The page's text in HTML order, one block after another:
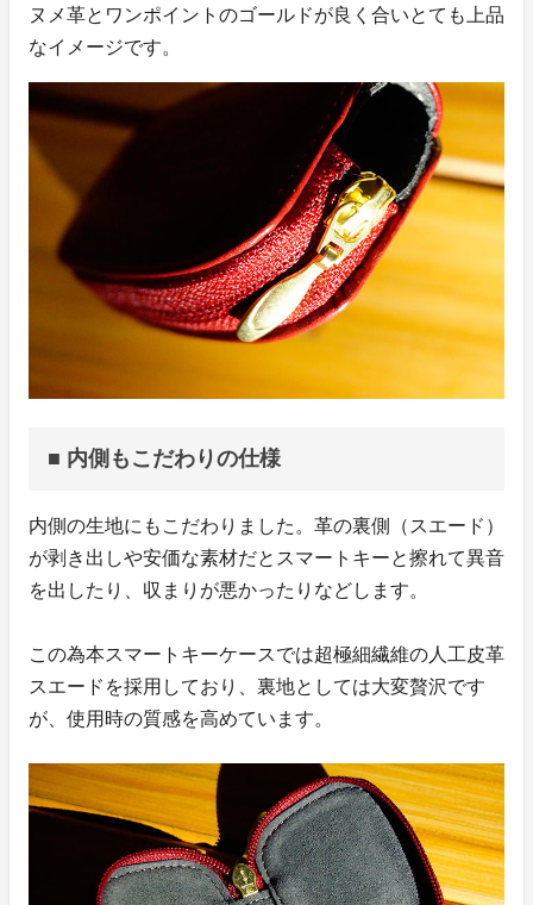
ヌメ革とワンポイントのゴールドが良く合いとても上品
なイメージです。
■ 内側もこだわりの仕様
内側の生地にもこだわりました。革の裏側（スエード）
が剥き出しや安価な素材だとスマートキーと擦れて異音
を出したり、収まりが悪かったりなどします。
この為本スマートキーケースでは超極細繊維の人工皮革
スエードを採用しており、裏地としては大変贅沢です
が、使用時の質感を高めています。